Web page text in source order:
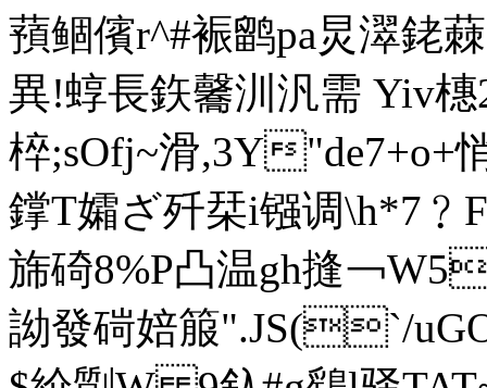
蕷鲴儐r^#裖鹠pa炅濢銠
異 !蜳長鉃毊汌汎需 Yiv橞
椊;sOfj~滑,3Y"de7+o+
鐣T孀ざ歼栞i镪调
旆碕8%P凸温gh摓￢
詏發碋婄箙".JS(`/